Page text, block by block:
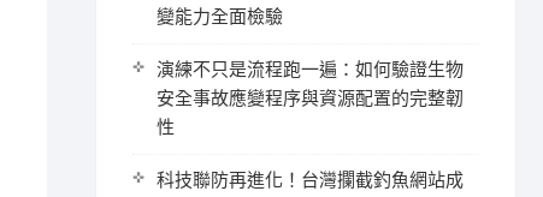
變能力全面檢驗
演練不只是流程跑一遍：如何驗證生物
安全事故應變程序與資源配置的完整韌
性
科技聯防再進化！台灣攔截釣魚網站成